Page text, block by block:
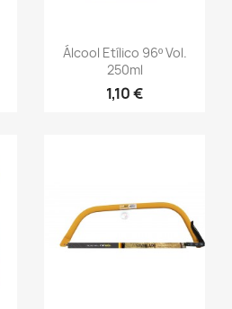
Álcool Etílico 96º Vol.
250ml
1,10 €